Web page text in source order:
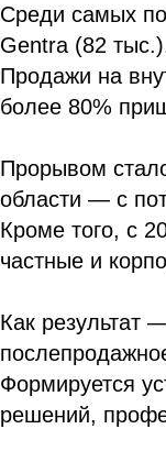
Среди самых
Gentra (82
Продажи на
более 80%
Прорывом
области — с
Кроме того, с
частные и
Как результат
Формируется
решений,